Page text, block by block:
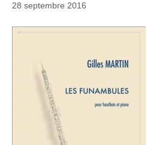
28 septembre 2016